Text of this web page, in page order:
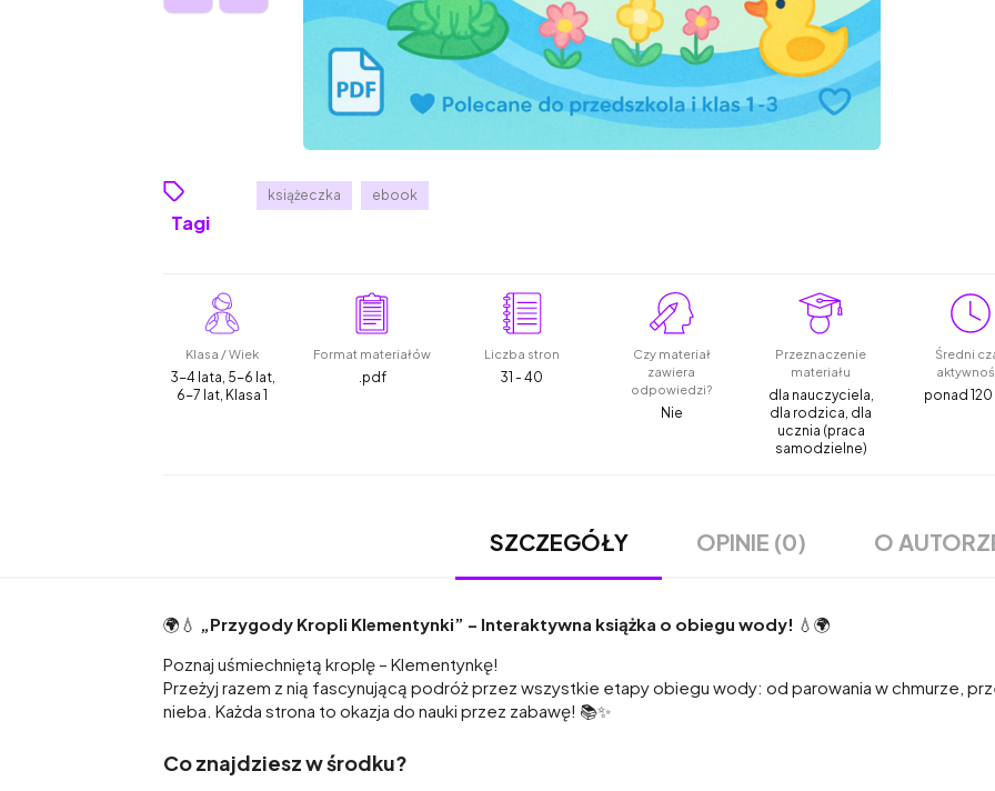
Tagi
książeczka ebook
Klasa / Wiek
3-4 lata, 5-6 lat,
6-7 lat, Klasa 1
Format materiałów
.pdf
Liczba stron
31 - 40
Czy materiał
zawiera
odpowiedzi?
Nie
Przeznaczenie
materiału
dla nauczyciela,
dla rodzica, dla
ucznia (praca
samodzielne)
Średni
ponad 120
SZCZEGÓŁY OPINIE (0) O
🌍💧 „Przygody Kropli Klementynki” – Interaktywna książka o obiegu wody! 💧🌍
Poznaj uśmiechniętą kroplę – Klementynkę!
Przeżyj razem z nią fascynującą podróż przez wszystkie etapy obiegu wody: od parowania w chmurze,
nieba. Każda strona to okazja do nauki przez zabawę! 📚✨
Co znajdziesz w środku?